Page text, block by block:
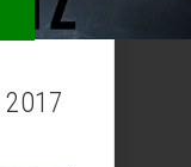
2017